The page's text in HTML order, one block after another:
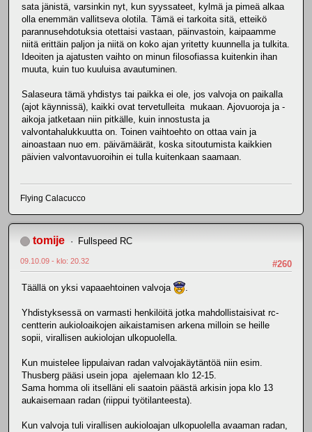
sata jänistä, varsinkin nyt, kun syyssateet, kylmä ja pimeä alkaa
olla enemmän vallitseva olotila. Tämä ei tarkoita sitä, etteikö
parannusehdotuksia otettaisi vastaan, päinvastoin, kaipaamme
niitä erittäin paljon ja niitä on koko ajan yritetty kuunnella ja tulkita.
Ideoiten ja ajatusten vaihto on minun filosofiassa kuitenkin ihan
muuta, kuin tuo kuuluisa avautuminen.
Salaseura tämä yhdistys tai paikka ei ole, jos valvoja on paikalla
(ajot käynnissä), kaikki ovat tervetulleita mukaan. Ajovuoroja ja -
aikoja jatketaan niin pitkälle, kuin innostusta ja
valvontahalukkuutta on. Toinen vaihtoehto on ottaa vain ja
ainoastaan nuo em. päivämäärät, koska sitoutumista kaikkien
päivien valvontavuoroihin ei tulla kuitenkaan saamaan.
Flying Calacucco
tomije Fullspeed RC
#260
09.10.09 - klo: 20.32
Täällä on yksi vapaaehtoinen valvoja .
Yhdistyksessä on varmasti henkilöitä jotka mahdollistaisivat rc-
centterin aukioloaikojen aikaistamisen arkena milloin se heille
sopii, virallisen aukiolojan ulkopuolella.
Kun muistelee lippulaivan radan valvojakäytäntöä niin esim.
Thusberg pääsi usein jopa ajelemaan klo 12-15.
Sama homma oli itselläni eli saatoin päästä arkisin jopa klo 13
aukaisemaan radan (riippui työtilanteesta).
Kun valvoja tuli virallisen aukioloajan ulkopuolella avaaman radan,